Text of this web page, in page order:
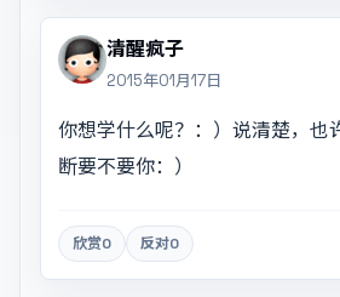
清醒疯子
2015年01月17日
你想学什么呢？：）说清楚，也
断要不要你：）
欣赏0 反对0